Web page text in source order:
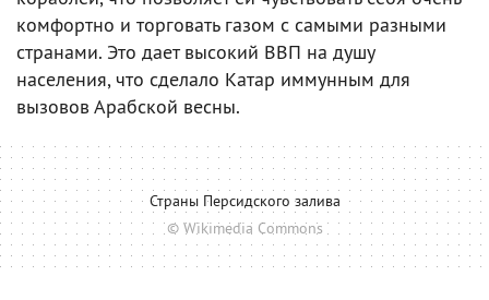
комфортно и торговать газом с самыми разными
странами. Это дает высокий ВВП на душу
населения, что сделало Катар иммунным для
вызовов Арабской весны.
Страны Персидского залива
© Wikimedia Commons